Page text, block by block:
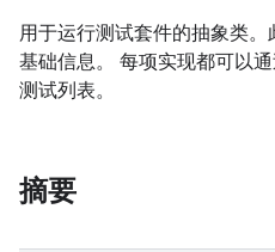
用于运行测试套件的抽象类
基础信息。 每项实现都可以
测试列表。
摘要